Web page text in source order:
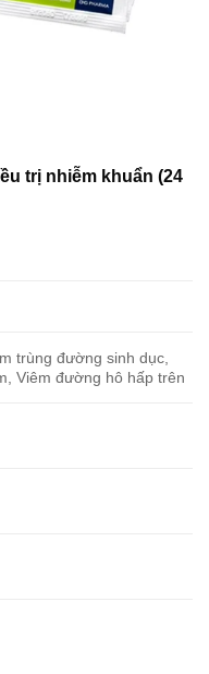
trị nhiễm khuẩn (24
trùng đường sinh dục,
Viêm đường hô hấp trên